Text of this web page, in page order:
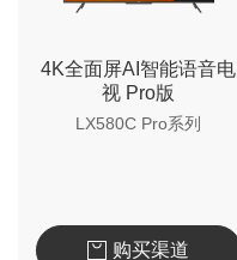
4K全面屏AI智能语音电
视 Pro版
LX580C Pro系列
购买渠道